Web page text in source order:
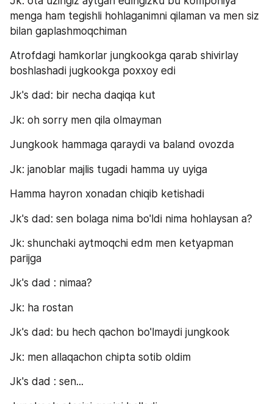
menga ham tegishli hohlaganimni qilaman va men siz
bilan gaplashmoqchiman
Atrofdagi hamkorlar jungkookga qarab shivirlay
boshlashadi jugkookga poxxoy edi
Jk's dad: bir necha daqiqa kut
Jk: oh sorry men qila olmayman
Jungkook hammaga qaraydi va baland ovozda
Jk: janoblar majlis tugadi hamma uy uyiga
Hamma hayron xonadan chiqib ketishadi
Jk's dad: sen bolaga nima bo'ldi nima hohlaysan a?
Jk: shunchaki aytmoqchi edm men ketyapman
parijga
Jk's dad : nimaa?
Jk: ha rostan
Jk's dad: bu hech qachon bo'lmaydi jungkook
Jk: men allaqachon chipta sotib oldim
Jk's dad : sen...